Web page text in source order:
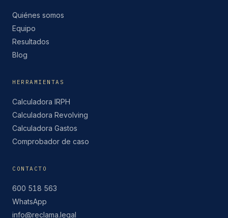
Quiénes somos
Equipo
Resultados
Blog
HERRAMIENTAS
Calculadora IRPH
Calculadora Revolving
Calculadora Gastos
Comprobador de caso
CONTACTO
600 518 563
WhatsApp
info@reclama.legal